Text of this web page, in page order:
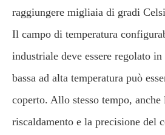
raggiungere migliaia di gradi
Il campo di temperatura
industriale deve essere regolato
bassa ad alta temperatura può
coperto. Allo stesso tempo,
riscaldamento e la precisione del